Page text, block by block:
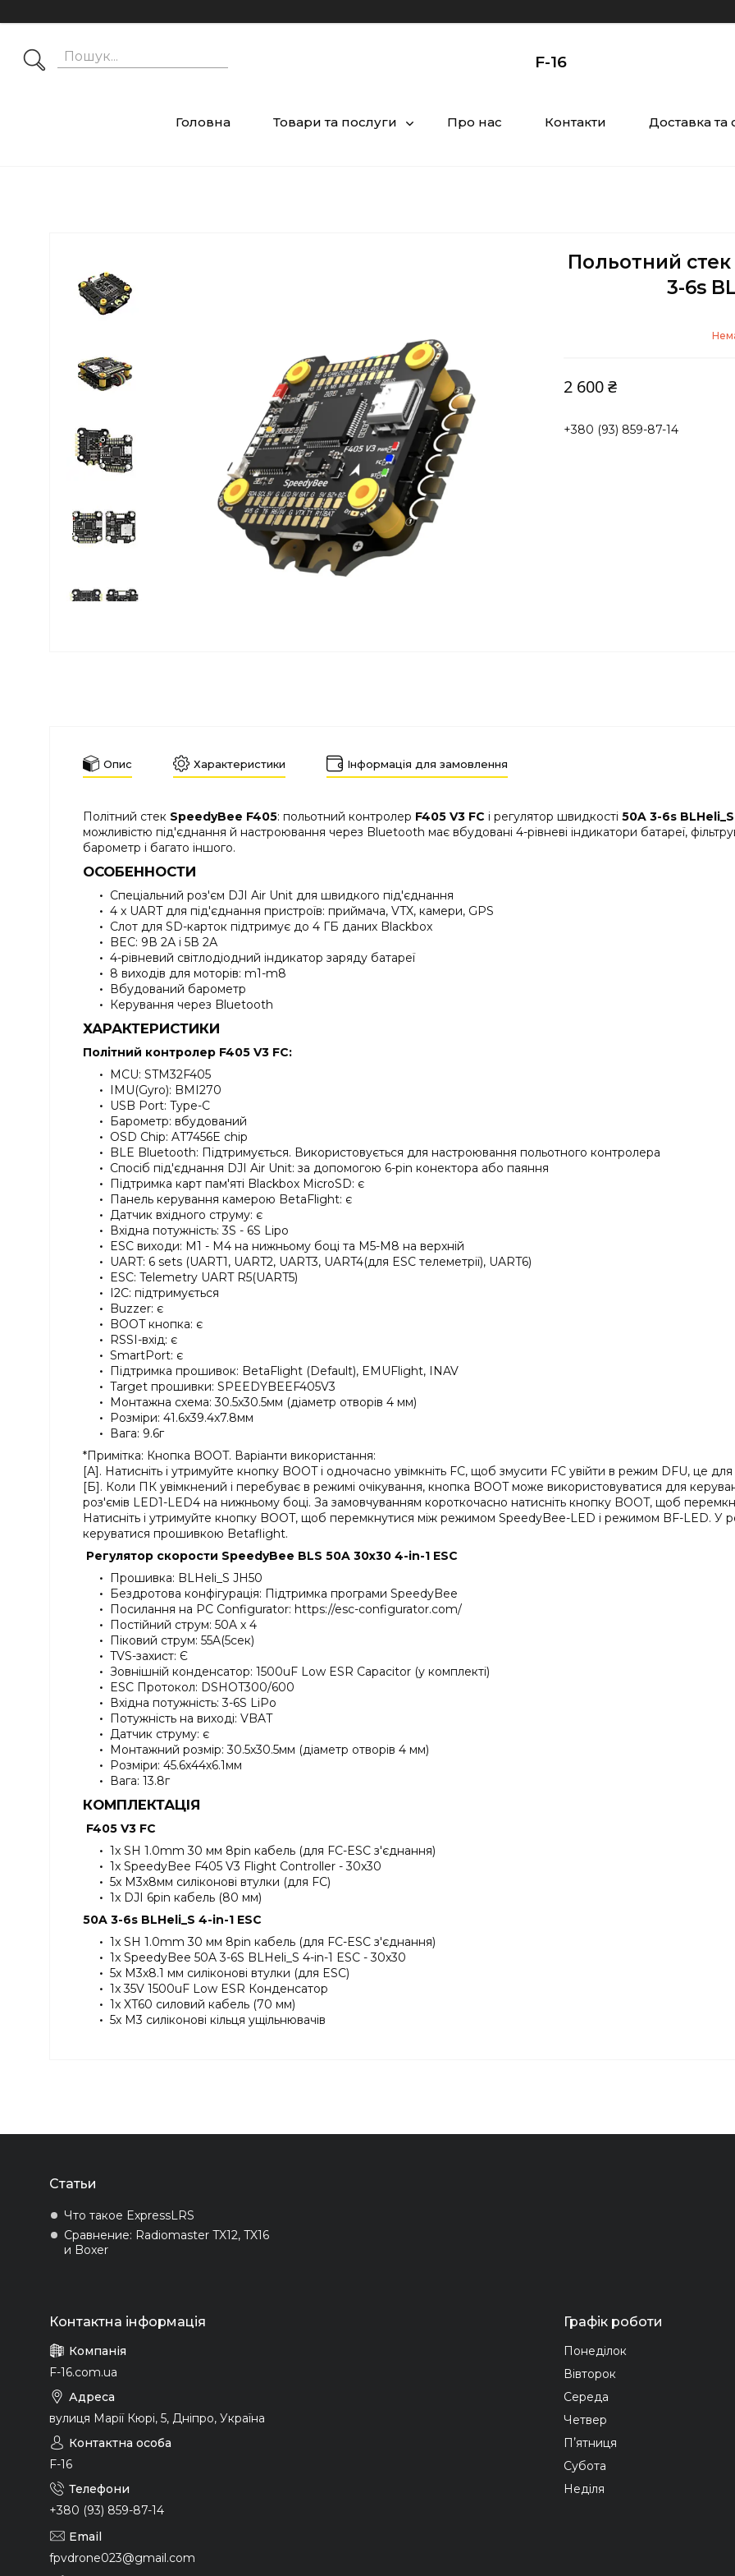
F-16
Головна Товари та послуги Про нас Контакти Доставка та
Польотний стек
3-6s
2 600 ₴
+380 (93) 859-87-14
Опис Характеристики Інформація для замовлення
Політний стек SpeedyBee F405: польотний контролер F405 V3 FC і регулятор швидкості 50A 3-6s
можливістю під'єднання й настроювання через Bluetooth має вбудовані 4-рівневі індикатори батареї,
барометр і багато іншого.
ОСОБЕННОСТИ
Спеціальний роз'єм DJI Air Unit для швидкого під'єднання
4 x UART для під'єднання пристроїв: приймача, VTX, камери, GPS
Слот для SD-карток підтримує до 4 ГБ даних Blackbox
BEC: 9В 2А і 5В 2А
4-рівневий світлодіодний індикатор заряду батареї
8 виходів для моторів: m1-m8
Вбудований барометр
Керування через Bluetooth
ХАРАКТЕРИСТИКИ
Політний контролер F405 V3 FC:
MCU: STM32F405
IMU(Gyro): BMI270
USB Port: Type-C
Барометр: вбудований
OSD Chip: AT7456E chip
BLE Bluetooth: Підтримується. Використовується для настроювання польотного контролера
Спосіб під'єднання DJI Air Unit: за допомогою 6-pin конектора або паяння
Підтримка карт пам'яті Blackbox MicroSD: є
Панель керування камерою BetaFlight: є
Датчик вхідного струму: є
Вхідна потужність: 3S - 6S Lipo
ESC виходи: M1 - M4 на нижньому боці та M5-M8 на верхній
UART: 6 sets (UART1, UART2, UART3, UART4(для ESC телеметрії), UART6)
ESC: Telemetry UART R5(UART5)
I2C: підтримується
Buzzer: є
BOOT кнопка: є
RSSI-вхід: є
SmartPort: є
Підтримка прошивок: BetaFlight (Default), EMUFlight, INAV
Target прошивки: SPEEDYBEEF405V3
Монтажна схема: 30.5x30.5мм (діаметр отворів 4 мм)
Розміри: 41.6x39.4x7.8мм
Вага: 9.6г
*Примітка: Кнопка BOOT. Варіанти використання:
[А]. Натисніть і утримуйте кнопку BOOT і одночасно увімкніть FC, щоб змусити FC увійти в режим DFU, це
[Б]. Коли ПК увімкнений і перебуває в режимі очікування, кнопка BOOT може використовуватися для
роз'ємів LED1-LED4 на нижньому боці. За замовчуванням короткочасно натисніть кнопку BOOT, щоб
Натисніть і утримуйте кнопку BOOT, щоб перемкнутися між режимом SpeedyBee-LED і режимом BF-LED. У
керуватися прошивкою Betaflight.
Регулятор скорости SpeedyBee BLS 50A 30x30 4-in-1 ESC
Прошивка: BLHeli_S JH50
Бездротова конфігурація: Підтримка програми SpeedyBee
Посилання на PC Configurator: https://esc-configurator.com/
Постійний струм: 50A х 4
Піковий струм: 55A(5сек)
TVS-захист: Є
Зовнішній конденсатор: 1500uF Low ESR Capacitor (у комплекті)
ESC Протокол: DSHOT300/600
Вхідна потужність: 3-6S LiPo
Потужність на виході: VBAT
Датчик струму: є
Монтажний розмір: 30.5x30.5мм (діаметр отворів 4 мм)
Розміри: 45.6х44х6.1мм
Вага: 13.8г
КОМПЛЕКТАЦІЯ
F405 V3 FC
1x SH 1.0mm 30 мм 8pin кабель (для FC-ESC з'єднання)
1x SpeedyBee F405 V3 Flight Controller - 30x30
5x M3x8мм силіконові втулки (для FC)
1x DJI 6pin кабель (80 мм)
50A 3-6s BLHeli_S 4-in-1 ESC
1x SH 1.0mm 30 мм 8pin кабель (для FC-ESC з'єднання)
1x SpeedyBee 50A 3-6S BLHeli_S 4-in-1 ESC - 30x30
5x M3x8.1 мм силіконові втулки (для ESC)
1x 35V 1500uF Low ESR Конденсатор
1x XT60 силовий кабель (70 мм)
5x M3 силіконові кільця ущільнювачів
Статьи
Что такое ExpressLRS
Сравнение: Radiomaster TX12, TX16
и Boxer
F-16.com.ua
вулиця Марії Кюрі, 5, Дніпро, Україна
F-16
+380 (93) 859-87-14
fpvdrone023@gmail.com
Графік роботи
Понеділок
Вівторок
Середа
Четвер
Пʼятниця
Субота
Неділя